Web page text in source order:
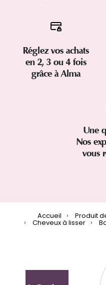
Réglez vos achats
en 2, 3 ou 4 fois
grâce à Alma
Une
Nos
vous
Accueil Produit
Cheveux à lisser